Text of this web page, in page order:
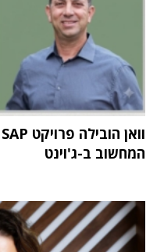
המחשוב ב-ג'וינט